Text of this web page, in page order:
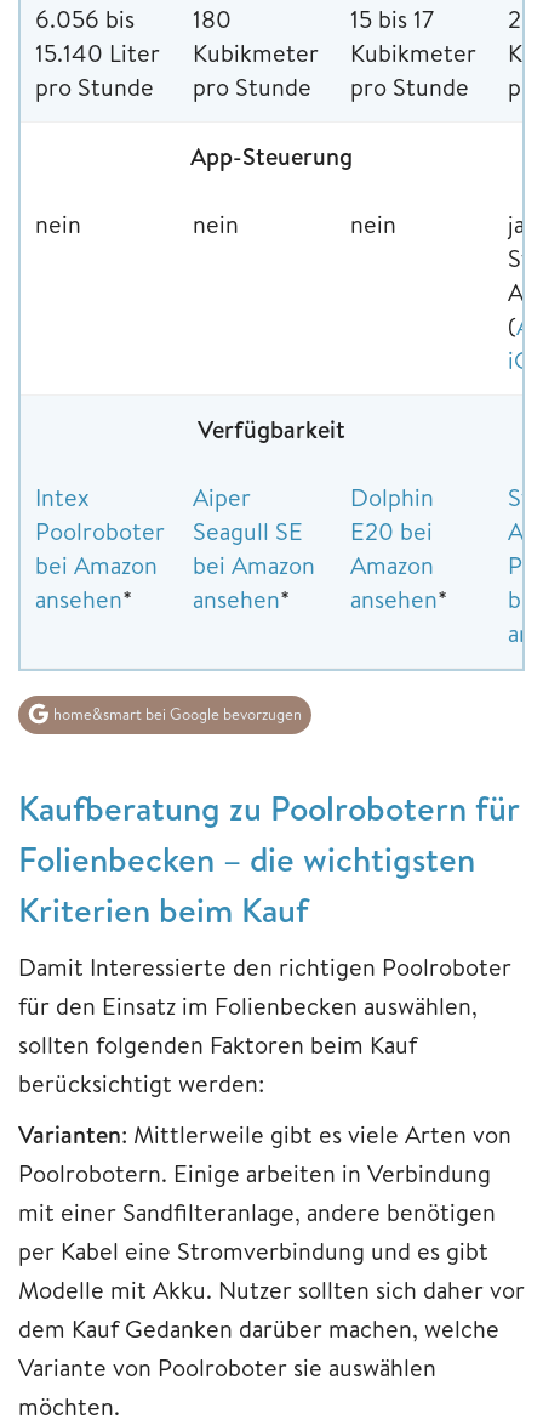
6.056 bis
15.140 Liter
pro Stunde
180
Kubikmeter
pro Stunde
15 bis 17
Kubikmeter
pro Stunde
20
App-Steuerung
nein nein nein
ja,
(
Verfügbarkeit
Intex
Poolroboter
bei Amazon
ansehen*
Aiper
Seagull SE
bei Amazon
ansehen*
Dolphin
E20 bei
Amazon
ansehen*
home&smart bei Google bevorzugen
Kaufberatung zu Poolrobotern für
Folienbecken – die wichtigsten
Kriterien beim Kauf
Damit Interessierte den richtigen Poolroboter
für den Einsatz im Folienbecken auswählen,
sollten folgenden Faktoren beim Kauf
berücksichtigt werden:
Varianten: Mittlerweile gibt es viele Arten von
Poolrobotern. Einige arbeiten in Verbindung
mit einer Sandfilteranlage, andere benötigen
per Kabel eine Stromverbindung und es gibt
Modelle mit Akku. Nutzer sollten sich daher vor
dem Kauf Gedanken darüber machen, welche
Variante von Poolroboter sie auswählen
möchten.